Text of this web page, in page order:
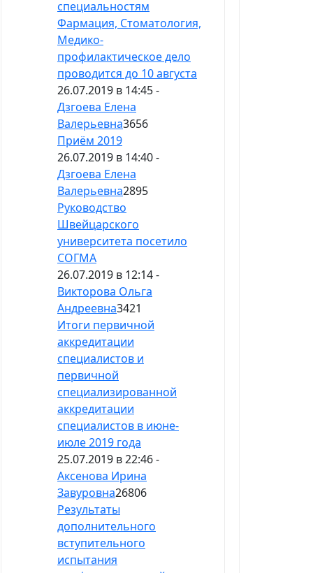
специальностям
Фармация, Стоматология,
Медико-
профилактическое дело
проводится до 10 августа
26.07.2019 в 14:45 -
Дзгоева Елена
Валерьевна3656
Приём 2019
26.07.2019 в 14:40 -
Дзгоева Елена
Валерьевна2895
Руководство
Швейцарского
университета посетило
СОГМА
26.07.2019 в 12:14 -
Викторова Ольга
Андреевна3421
Итоги первичной
аккредитации
специалистов и
первичной
специализированной
аккредитации
специалистов в июне-
июле 2019 года
25.07.2019 в 22:46 -
Аксенова Ирина
Завуровна26806
Результаты
дополнительного
вступительного
испытания